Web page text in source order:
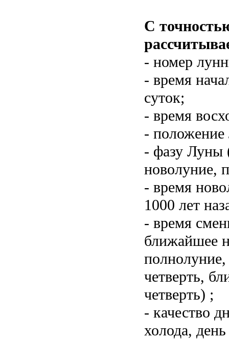
С
- номер
- время
суток;
- время
- положение
- фазу Луны
новолуние,
- время
1000 лет
- время
ближайшее
четверть,
четверть) ;
- качество
холода,